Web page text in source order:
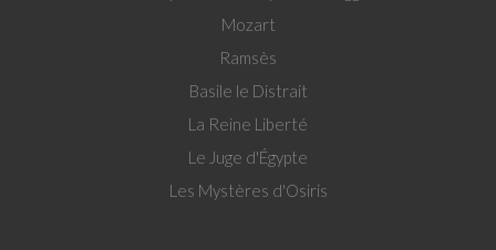
Mozart
Ramsès
Basile le Distrait
La Reine Liberté
Le Juge d'Égypte
Les Mystères d'Osiris